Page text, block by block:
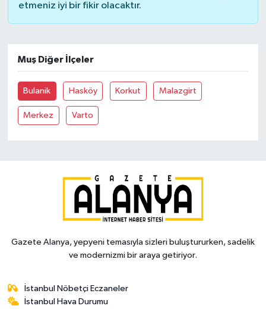
etmeniz iyi bir fikir olacaktır.
Muş Diğer İlçeler
Bulanik Hasköy Korkut Malazgirt
Merkez Varto
Gazete Alanya, yepyeni temasıyla sizleri buluştururken, sadelik
ve modernizmi bir araya getiriyor.
İstanbul Nöbetçi Eczaneler
İstanbul Hava Durumu